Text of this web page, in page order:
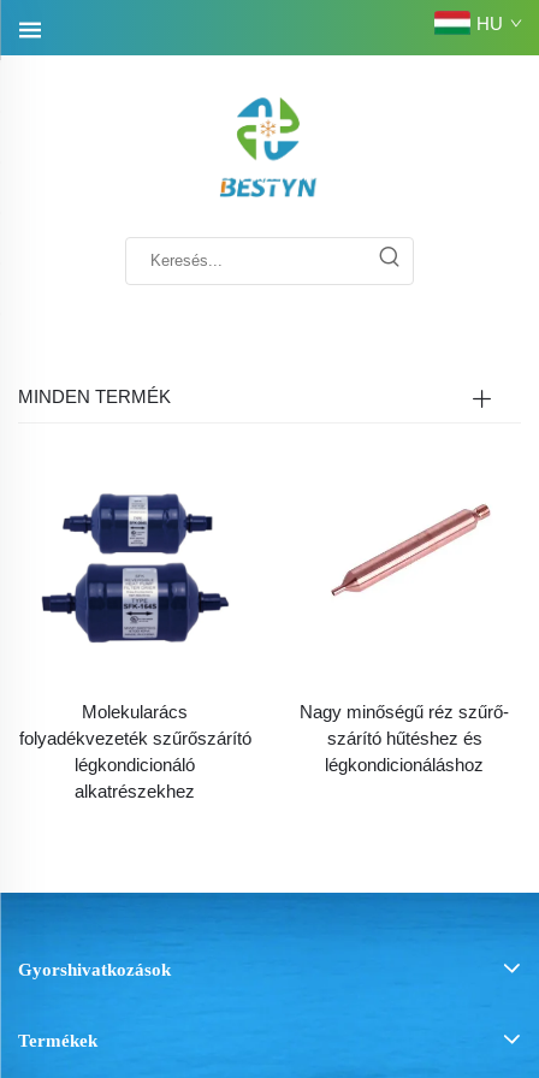
HU
MINDEN TERMÉK
Molekularács
folyadékvezeték szűrőszárító
légkondicionáló
alkatrészekhez
Nagy minőségű réz szűrő-
szárító hűtéshez és
légkondicionáláshoz
Gyorshivatkozások
Termékek